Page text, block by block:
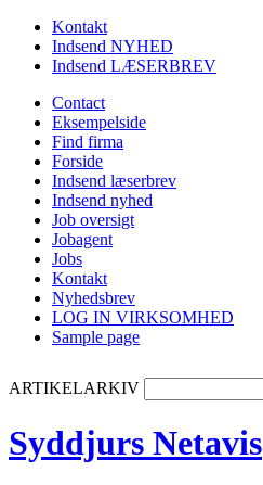
Kontakt
Indsend NYHED
Indsend LÆSERBREV
Contact
Eksempelside
Find firma
Forside
Indsend læserbrev
Indsend nyhed
Job oversigt
Jobagent
Jobs
Kontakt
Nyhedsbrev
LOG IN VIRKSOMHED
Sample page
ARTIKELARKIV
Syddjurs Netavis